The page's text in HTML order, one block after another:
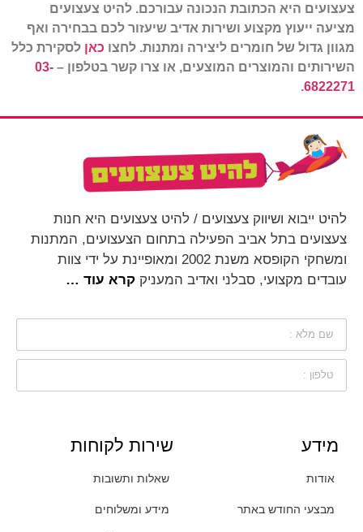
צעצועים היא הכתובת הנכונה עבורכם. להיט צעצועים
מציעה ייעוץ מקצוע ושירות אדיב שיעזור לכם בבחירה ואף
מגוון גדול של חומרים ליצירה ומתנות. לחצו כאן לסקירת כלל
השירותים והמוצרים המוצעים, או צרו קשר בטלפון – 03-
6822271
.
להיט ייבוא ושיווק צעצועים / להיט צעצועים היא חנות
צעצועים בתל אביב הפעילה בתחום הצעצועים, המתנות
ומשחקי הקופסא משנת 2002 ומאופיינת על ידי צוות
עובדים מקצועי, סבלני ואדיב המעניק קרא עוד …
מידע
אודות
מבצעי החודש באתר
שירות לקוחות
שאלות ותשובות
מידע ומשלוחים